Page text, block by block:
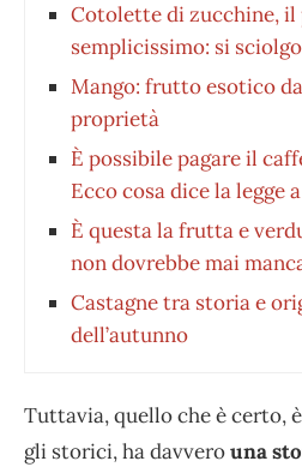
Cotolette di zucchine, il
semplicissimo: si
Mango: frutto esotico
proprietà
È possibile pagare il
Ecco cosa dice la legge
È questa la frutta e
non dovrebbe mai
Castagne tra storia e
dell’autunno
Tuttavia, quello che è certo,
gli storici, ha davverouna